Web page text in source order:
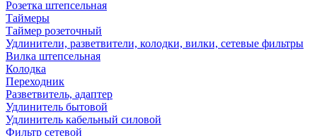
Розетка штепсельная
Таймеры
Таймер розеточный
Удлинители, разветвители, колодки, вилки, сетевые фильтры
Вилка штепсельная
Колодка
Переходник
Разветвитель, адаптер
Удлинитель бытовой
Удлинитель кабельный силовой
Фильтр сетевой